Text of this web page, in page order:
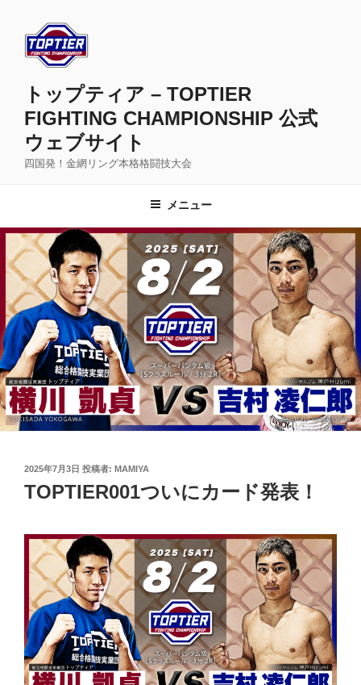
トップティア – TOPTIER
FIGHTING CHAMPIONSHIP 公式
ウェブサイト
四国発！金網リング本格格闘技大会
メニュー
投
稿
日:
2025年7月3日 投稿者: MAMIYA
TOPTIER001ついにカード発表！